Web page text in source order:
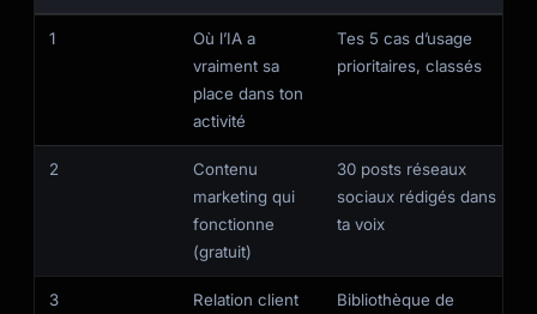
1
Où l’IA a
vraiment sa
place dans ton
activité
Tes 5 cas d’usage
prioritaires, classés
2
Contenu
marketing qui
fonctionne
(gratuit)
30 posts réseaux
sociaux rédigés dans
ta voix
3
Relation client
Bibliothèque de